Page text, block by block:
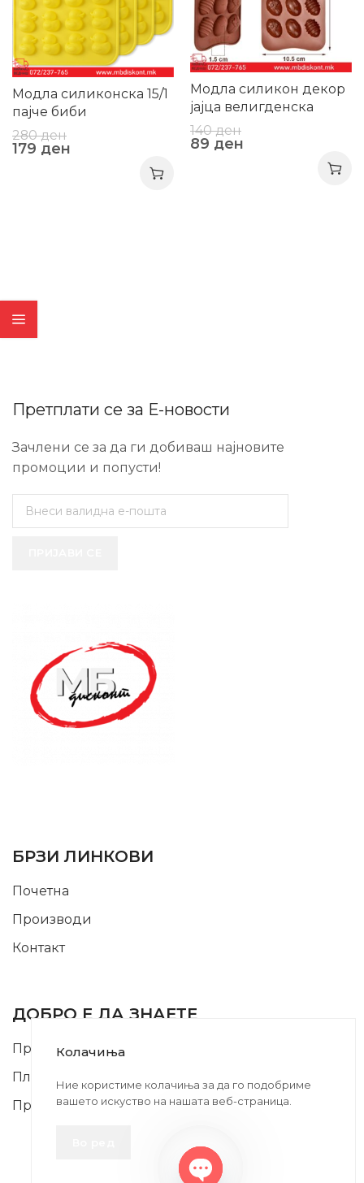
Модла силикон декор
јајца велигденска
140ден
89 ден
Модла силиконска 15/1
пајче биби
280ден
179 ден
Претплати се за Е-новости
Зачлени се за да ги добиваш најновите
промоции и попусти!
БРЗИ ЛИНКОВИ
Почетна
Производи
Контакт
ДОБРО Е ДА ЗНАЕТЕ
Правила и Услови
Плаќање и Поврат на Средства
Профил
Колачиња
Ние користиме колачиња за да го подобриме
вашето искуство на нашата веб-страница.